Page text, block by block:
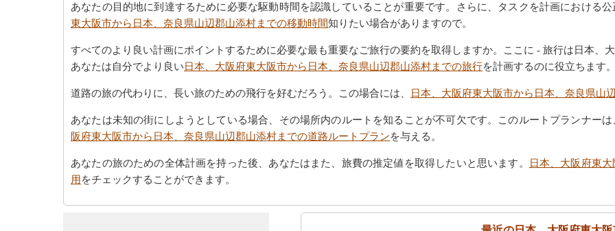
あなたの目的地に到達するために必要な駆動時間を認識していることが重要です。さらに、タスクを計画における
東大阪市から日本、奈良県山辺郡山添村までの移動時間知りたい場合がありますので。
すべてのより良い計画にポイントするために必要な最も重要なご旅行の要約を取得しますか。ここに - 旅行は日本、
あなたは自分でより良い日本、大阪府東大阪市から日本、奈良県山辺郡山添村までの旅行を計画するのに役立ちます。
道路の旅の代わりに、長い旅のための飛行を好むだろう。この場合には、 日本、大阪府東大阪市から日本、奈良県山
あなたは未知の街にしようとしている場合、その場所内のルートを知ることが不可欠です。このルートプランナー
阪府東大阪市から日本、奈良県山辺郡山添村までの道路ルートプランを与える。
あなたの旅のための全体計画を持った後、あなたはまた、旅費の推定値を取得したいと思います。
日本、大阪府東
用をチェックすることができます。